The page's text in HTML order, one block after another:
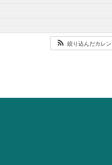
絞り込んだカレ